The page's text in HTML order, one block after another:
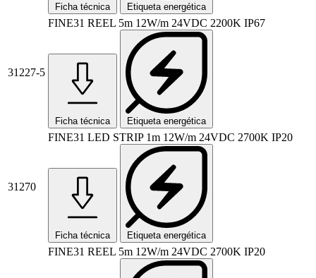
Ficha técnica Etiqueta energética
31227-5
FINE31 REEL 5m 12W/m 24VDC 2200K IP67
Ficha técnica Etiqueta energética
31270
FINE31 LED STRIP 1m 12W/m 24VDC 2700K IP20
Ficha técnica Etiqueta energética
FINE31 REEL 5m 12W/m 24VDC 2700K IP20